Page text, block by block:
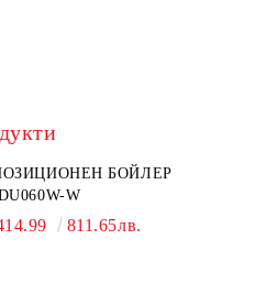
БОЙЛЕР
W
811.65лв.